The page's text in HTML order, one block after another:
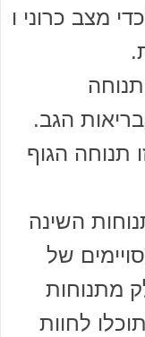
מצב כרוני ו
הגב.
תנוחה הגוף
השינה
של
מתנוחות
לחוות